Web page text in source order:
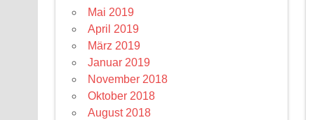
Mai 2019
April 2019
März 2019
Januar 2019
November 2018
Oktober 2018
August 2018